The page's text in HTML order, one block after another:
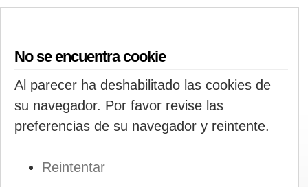
No se encuentra cookie
Al parecer ha deshabilitado las cookies de
su navegador. Por favor revise las
preferencias de su navegador y reintente.
Reintentar